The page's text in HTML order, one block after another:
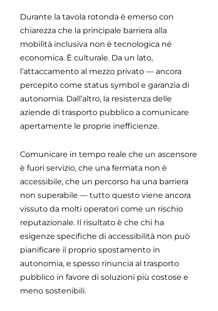
Durante la tavola rotonda è emerso con
chiarezza che la principale barriera alla
mobilità inclusiva non è tecnologica né
economica. È culturale. Da un lato,
l’attaccamento al mezzo privato — ancora
percepito come status symbol e garanzia di
autonomia. Dall’altro, la resistenza delle
aziende di trasporto pubblico a comunicare
apertamente le proprie inefficienze.
Comunicare in tempo reale che un ascensore
è fuori servizio, che una fermata non è
accessibile, che un percorso ha una barriera
non superabile — tutto questo viene ancora
vissuto da molti operatori come un rischio
reputazionale. Il risultato è che chi ha
esigenze specifiche di accessibilità non può
pianificare il proprio spostamento in
autonomia, e spesso rinuncia al trasporto
pubblico in favore di soluzioni più costose e
meno sostenibili.